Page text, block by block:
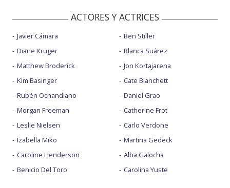
ACTORES Y ACTRICES
Javier Cámara
Diane Kruger
Matthew Broderick
Kim Basinger
Rubén Ochandiano
Morgan Freeman
Leslie Nielsen
Izabella Miko
Caroline Henderson
Benicio Del Toro
Ben Stiller
Blanca Suárez
Jon Kortajarena
Cate Blanchett
Daniel Grao
Catherine Frot
Carlo Verdone
Martina Gedeck
Alba Galocha
Carolina Yuste